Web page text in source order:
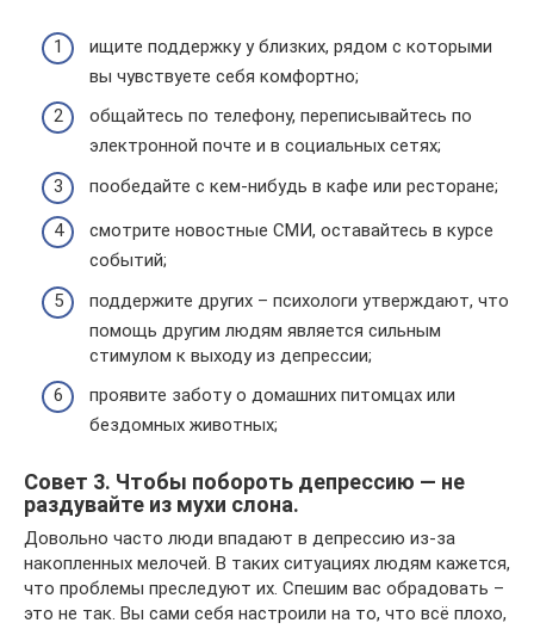
ищите поддержку у близких, рядом с которыми
вы чувствуете себя комфортно;
общайтесь по телефону, переписывайтесь по
электронной почте и в социальных сетях;
пообедайте с кем-нибудь в кафе или ресторане;
смотрите новостные СМИ, оставайтесь в курсе
событий;
поддержите других – психологи утверждают, что
помощь другим людям является сильным
стимулом к выходу из депрессии;
проявите заботу о домашних питомцах или
бездомных животных;
Совет 3. Чтобы побороть депрессию — не
раздувайте из мухи слона.
Довольно часто люди впадают в депрессию из-за
накопленных мелочей. В таких ситуациях людям кажется,
что проблемы преследуют их. Спешим вас обрадовать –
это не так. Вы сами себя настроили на то, что всё плохо,